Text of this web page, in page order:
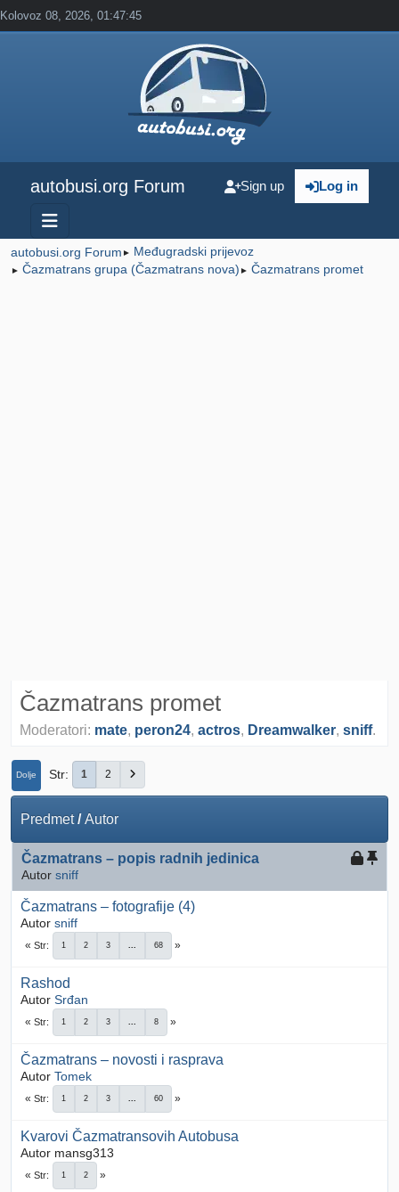
Kolovoz 08, 2026, 01:47:45
autobusi.org Forum Log in
Sign up
autobusi.org Forum ► Međugradski prijevoz
► Čazmatrans grupa (Čazmatrans nova) ► Čazmatrans promet
Čazmatrans promet
Moderatori: mate, peron24, actros, Dreamwalker, sniff.
Dolje Str 1 2
Predmet/Autor
Čazmatrans – popis radnih jedinica
Autor sniff
Čazmatrans – fotografije (4)
Autor sniff
Str 1 2 3 ... 68
Rashod
Autor Srđan
Str 1 2 3 ... 8
Čazmatrans – novosti i rasprava
Autor Tomek
Str 1 2 3 ... 60
Kvarovi Čazmatransovih Autobusa
Autor mansg313
Str 1 2